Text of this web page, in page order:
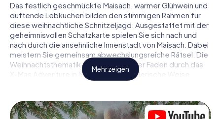
Das festlich geschmückte Maisach, warmer Glühwein und
duftende Lebkuchen bilden den stimmigen Rahmen für
diese weihnachtliche Schnitzeljagd. Ausgestattet mit der
geheimnisvollen Schatzkarte spielen Sie sich nach und
nach durch die ansehnliche Innenstadt von Maisach. Dabei
meistern Sie gemeinsam abwechslungsreiche Rätsel. Die
Weihnachtsthematik zieht sich als roter Faden durch das
X-Mas Adventure in Maisach. Auf spielerische Weise
erfahren Sie faszinierende Anekdoten rund um das
Hinweise richtig zu deuten und anderen Schatzsuchern
stets einen Schritt voraus zu sein?
Mehr zeigen